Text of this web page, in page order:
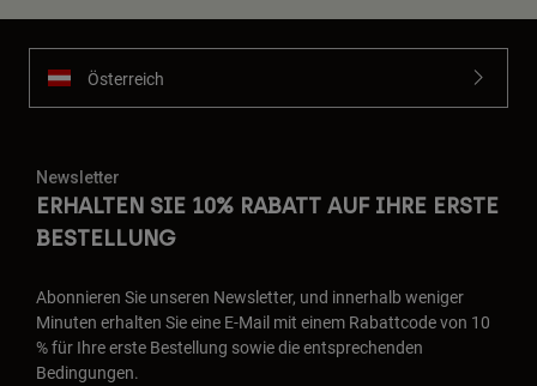
Österreich
Newsletter
ERHALTEN SIE 10% RABATT AUF IHRE ERSTE
BESTELLUNG
Abonnieren Sie unseren Newsletter, und innerhalb weniger
Minuten erhalten Sie eine E-Mail mit einem Rabattcode von 10
% für Ihre erste Bestellung sowie die entsprechenden
Bedingungen.